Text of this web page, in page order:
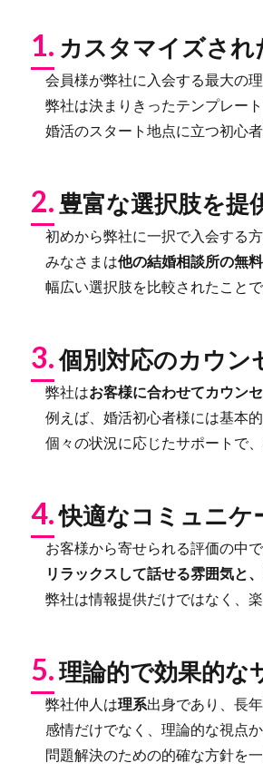
1. カスタマイズさ
会員様が弊社に入会する最大の
弊社は決まりきったテンプレー
婚活のスタート地点に立つ初心
2.豊富な選択肢を提
初めから弊社に一択で入会する
みなさまは他の結婚相談所の無
幅広い選択肢を比較されたこと
3.個別対応のカウン
弊社はお客様に合わせてカウン
例えば、婚活初心者様には基本
個々の状況に応じたサポートで、
4.快適なコミュニケ
お客様から寄せられる評価の中
リラックスして話せる雰囲気と
弊社は情報提供だけではなく、
5.理論的で効果的な
弊社仲人は理系出身であり、長
感情だけでなく、理論的な視点
問題解決のための的確な方針を一